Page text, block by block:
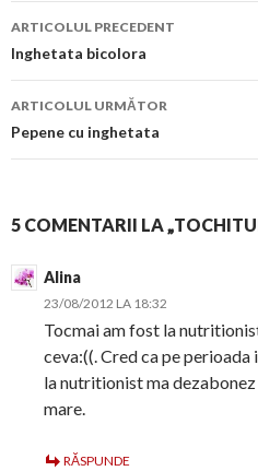
Navigare
în
articol
ARTICOLUL PRECEDENT
Inghetata bicolora
ARTICOLUL URMĂTOR
Pepene cu inghetata
5 COMENTARII LA
Alina
23/08/2012 LA 18:32
Tocmai am fost la
ceva:((. Cred ca pe
la nutritionist ma
mare.
RĂSPUNDE